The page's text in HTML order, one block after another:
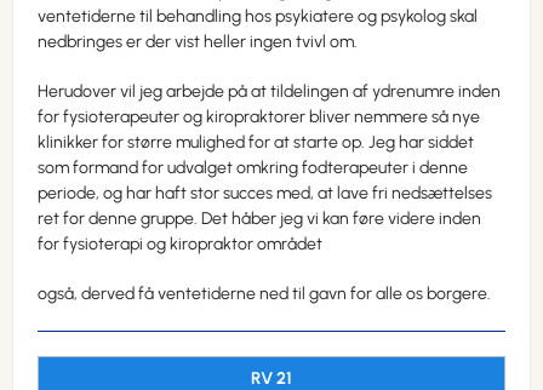
ventetiderne til behandling hos psykiatere og psykolog skal
nedbringes er der vist heller ingen tvivl om.
Herudover vil jeg arbejde på at tildelingen af ydrenumre inden
for fysioterapeuter og kiropraktorer bliver nemmere så nye
klinikker for større mulighed for at starte op. Jeg har siddet
som formand for udvalget omkring fodterapeuter i denne
periode, og har haft stor succes med, at lave fri nedsættelses
ret for denne gruppe. Det håber jeg vi kan føre videre inden
for fysioterapi og kiropraktor området
også, derved få ventetiderne ned til gavn for alle os borgere.
RV 21